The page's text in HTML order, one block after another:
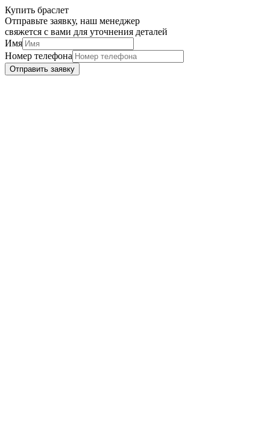
Купить браслет
Отправьте заявку, наш менеджер
свяжется с вами для уточнения деталей
Имя
Номер телефона
Отправить заявку